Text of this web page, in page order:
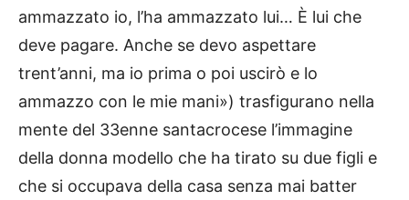
ammazzato io, l’ha ammazzato lui… È lui che
deve pagare. Anche se devo aspettare
trent’anni, ma io prima o poi uscirò e lo
ammazzo con le mie mani») trasfigurano nella
mente del 33enne santacrocese l’immagine
della donna modello che ha tirato su due figli e
che si occupava della casa senza mai batter